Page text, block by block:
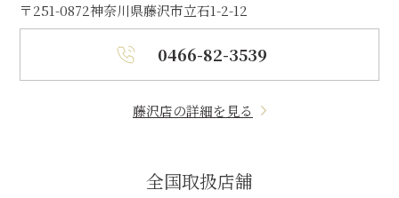
〒251-0872神奈川県藤沢市立石1-2-12
0466-82-3539
藤沢店の詳細を見る
全国取扱店舗